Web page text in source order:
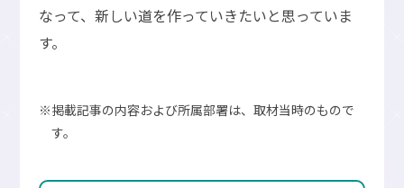
なって、新しい道を作っていきたいと思っていま
す。
※掲載記事の内容および所属部署は、取材当時のもので
す。